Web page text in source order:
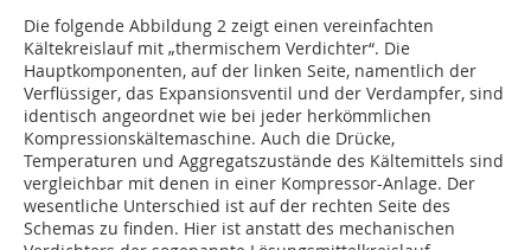
Die folgende Abbildung 2 zeigt einen vereinfachten
Kältekreislauf mit „thermischem Verdichter“. Die
Hauptkomponenten, auf der linken Seite, namentlich der
Verflüssiger, das Expansionsventil und der Verdampfer, sind
identisch angeordnet wie bei jeder herkömmlichen
Kompressionskältemaschine. Auch die Drücke,
Temperaturen und Aggregatszustände des Kältemittels sind
vergleichbar mit denen in einer Kompressor-Anlage. Der
wesentliche Unterschied ist auf der rechten Seite des
Schemas zu finden. Hier ist anstatt des mechanischen